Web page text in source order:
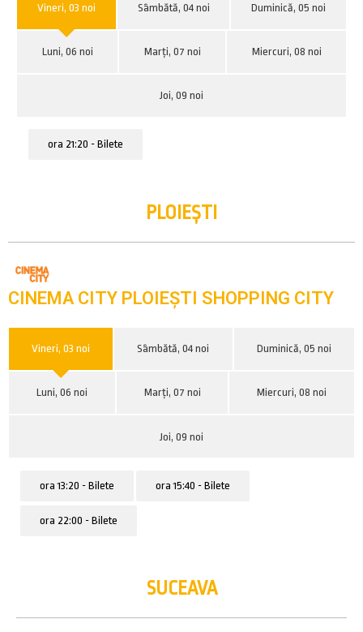
Vineri, 03 noi Sâmbătă, 04 noi Duminică, 05 noi
Luni, 06 noi Marți, 07 noi Miercuri, 08 noi
Joi, 09 noi
ora 21:20 - Bilete
PLOIEȘTI
CINEMA CITY PLOIEȘTI SHOPPING CITY
Vineri, 03 noi Sâmbătă, 04 noi Duminică, 05 noi
Luni, 06 noi Marți, 07 noi Miercuri, 08 noi
Joi, 09 noi
ora 13:20 - Bilete ora 15:40 - Bilete
ora 22:00 - Bilete
SUCEAVA